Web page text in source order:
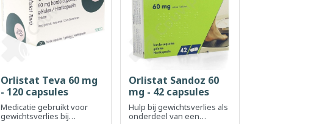
Snel bekijken
Orlistat Teva 60 mg
- 120 capsules
Medicatie gebruikt voor
gewichtsverlies bij
Snel bekijken
Orlistat Sandoz 60
mg - 42 capsules
Hulp bij gewichtsverlies als
onderdeel van een